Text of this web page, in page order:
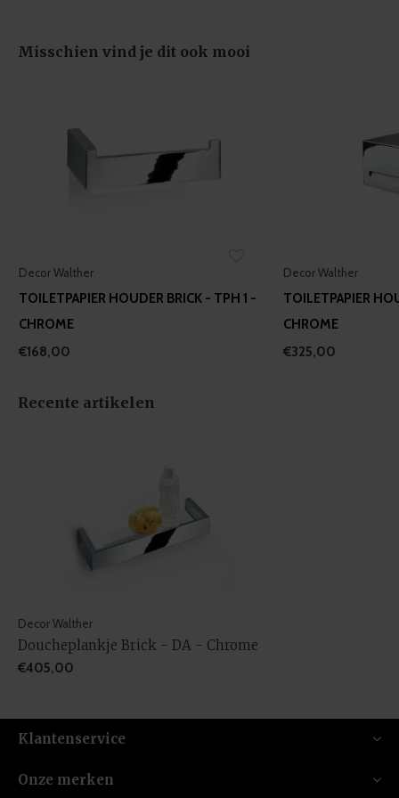
of their services.
Misschien vind je dit ook mooi
Decor Walther
TOILETPAPIER HOUDER BRICK - TPH 1 -
CHROME
€168,00
Decor Walther
TOILETPAPIER
CHROME
€325,00
Recente artikelen
Decor Walther
Doucheplankje Brick - DA - Chrome
€405,00
Klantenservice
Onze merken